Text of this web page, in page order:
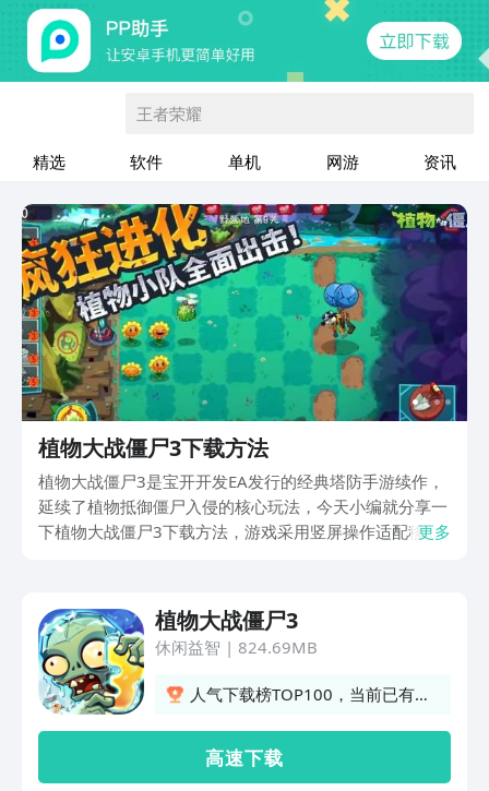
王者荣耀
精选 软件 单机 网游 资讯
植物大战僵尸3下载方法
植物大战僵尸3是宝开开发EA发行的经典塔防手游续作，
延续了植物抵御僵尸入侵的核心玩法，今天小编就分享一
下植物大战僵尸3下载方法，游戏采用竖屏操作适配移动
地形卡片收集等创新机制，并融入中式文化元素。
更多
植物大战僵尸3
休闲益智 | 824.69MB
人气下载榜TOP100，当前已有
高 速 下 载